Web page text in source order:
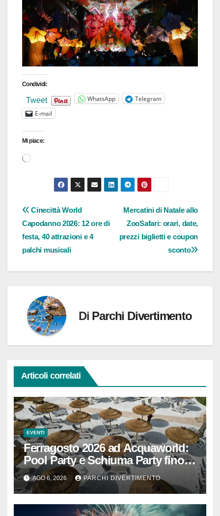
Condividi:
Tweet WhatsApp
Telegram
E-mail
Mi piace:
Caricamento
Navigazione
articoli
Mercatini di Natale allo
ZooSafari: orari, date,
prezzi biglietti e coupon
sconto
Cinecittà World
Capodanno 2026: 12 ore di
festa, 40 attrazioni e 4
palchi musicali
Di Parchi Divertimento
Articoli correlati
EVENTI
Ferragosto 2026 ad Acquaworld:
Pool Party e Schiuma Party fino a
mezzanotte
AGO 6, 2026 PARCHI DIVERTIMENTO